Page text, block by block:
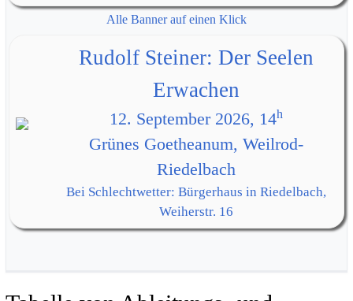
Alle Banner auf einen Klick
Rudolf Steiner: Der Seelen
Erwachen
12. September 2026, 14h
Grünes Goetheanum, Weilrod-
Riedelbach
Bei Schlechtwetter: Bürgerhaus in Riedelbach,
Weiherstr. 16